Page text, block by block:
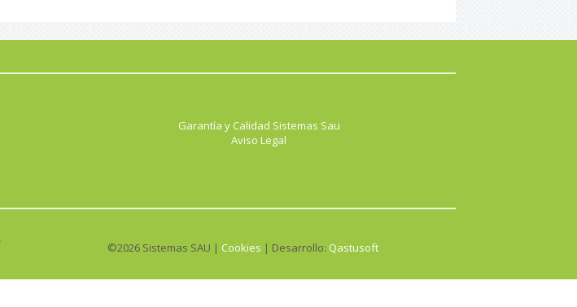
Garantía y Calidad Sistemas Sau
Aviso Legal
©2026 Sistemas SAU | Cookies | Desarrollo: Qastusoft